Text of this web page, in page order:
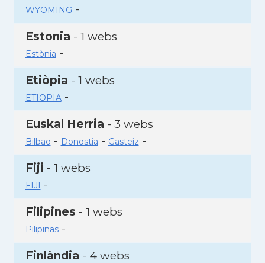
WYOMING -
Estonia - 1 webs
Estònia -
Etiòpia - 1 webs
ETIOPIA-
Euskal Herria - 3 webs
Bilbao - Donostia - Gasteiz -
Fiji - 1 webs
FIJI -
Filipines - 1 webs
Pilipinas-
Finlàndia - 4 webs